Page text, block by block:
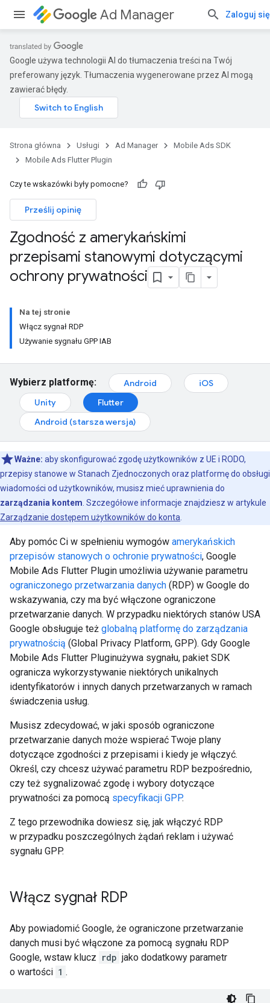
Ad Manager Zaloguj się
Google używa technologii AI do tłumaczenia treści na Twój
preferowany język. Tłumaczenia wygenerowane przez AI mogą
zawierać błędy.
Strona główna Usługi Ad Manager
Mobile Ads SDK
Mobile Ads Flutter Plugin
Czy te wskazówki były pomocne?
Prześlij opinię
Zgodność z amerykańskimi
przepisami stanowymi dotyczącymi
ochrony prywatności
Na tej stronie
Włącz sygnał RDP
Używanie sygnału GPP IAB
Wybierz platformę: Android
iOS
Unity
Flutter
Android (starsza wersja)
Ważne: aby skonfigurować zgodę użytkowników z UE i RODO,
przepisy stanowe w Stanach Zjednoczonych oraz platformę do obsługi
wiadomości od użytkowników, musisz mieć uprawnienia do
zarządzania kontem . Szczegółowe informacje znajdziesz w artykule
Zarządzanie dostępem użytkowników do konta
Aby pomóc Ci w spełnieniu wymogów amerykańskich
przepisów stanowych o ochronie prywatności, Google
Mobile Ads Flutter Plugin umożliwia używanie parametru
ograniczonego przetwarzania danych (RDP) w Google do
wskazywania, czy ma być włączone ograniczone
przetwarzanie danych. W przypadku niektórych stanów USA
Google obsługuje też globalną platformę do zarządzania
prywatnością (Global Privacy Platform, GPP). Gdy Google
Mobile Ads Flutter Pluginużywa sygnału, pakiet SDK
ogranicza wykorzystywanie niektórych unikalnych
identyfikatorów i innych danych przetwarzanych w ramach
świadczenia usług.
Musisz zdecydować, w jaki sposób ograniczone
przetwarzanie danych może wspierać Twoje plany
dotyczące zgodności z przepisami i kiedy je włączyć.
Określ, czy chcesz używać parametru RDP bezpośrednio,
czy też sygnalizować zgodę i wybory dotyczące
prywatności za pomocą specyfikacji GPP.
Z tego przewodnika dowiesz się, jak włączyć RDP
w przypadku poszczególnych żądań reklam i używać
sygnału GPP.
Włącz sygnał RDP
Aby powiadomić Google, że ograniczone przetwarzanie
danych musi być włączone za pomocą sygnału RDP
Google, wstaw klucz rdp jako dodatkowy parametr
o wartości 1 .